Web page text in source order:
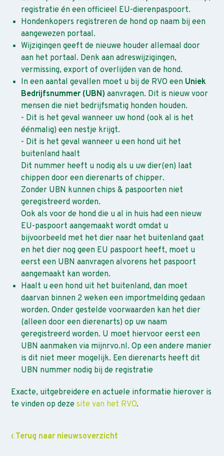
registratie én een officieel EU-dierenpaspoort.
Hondenkopers registreren de hond op naam bij een
aangewezen portaal.
Wijzigingen geeft de nieuwe houder allemaal door
aan het portaal. Denk aan adreswijzigingen,
vermissing, export of overlijden van de hond.
In een aantal gevallen moet u bij de RVO een Uniek
Bedrijfsnummer (UBN) aanvragen. Dit is nieuw voor
mensen die niet bedrijfsmatig honden houden.
- Dit is het geval wanneer uw hond (ook al is het
éénmalig) een nestje krijgt.
- Dit is het geval wanneer u een hond uit het
buitenland haalt
Dit nummer heeft u nodig als u uw dier(en) laat
chippen door een dierenarts of chipper.
Zonder UBN kunnen chips & paspoorten niet
geregistreerd worden.
Ook als voor de hond die u al in huis had een nieuw
EU-paspoort aangemaakt wordt omdat u
bijvoorbeeld met het dier naar het buitenland gaat
en het dier nog geen EU paspoort heeft, moet u
eerst een UBN aanvragen alvorens het paspoort
aangemaakt kan worden.
Haalt u een hond uit het buitenland, dan moet
daarvan binnen 2 weken een importmelding gedaan
worden. Onder gestelde voorwaarden kan het dier
(alleen door een dierenarts) op uw naam
geregistreerd worden. U moet hiervoor eerst een
UBN aanmaken via mijnrvo.nl. Op een andere manier
is dit niet meer mogelijk. Een dierenarts heeft dit
UBN nummer nodig bij de registratie
Exacte, uitgebreidere en actuele informatie hierover is
te vinden op dezesite van het RVO.
‹ Terug naar nieuwsoverzicht